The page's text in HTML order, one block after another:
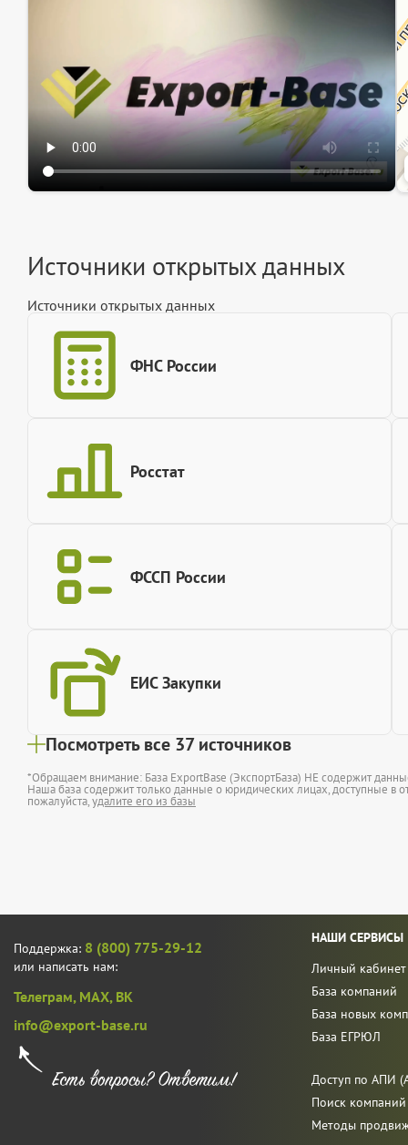
Источники открытых данных
Источники открытых данных
ФНС России
Росстат
ФССП России
ЕИС Закупки
Посмотреть все 37 источников
*Обращаем внимание: База ExportBase (ЭкспортБаза) НЕ содержит
Наша база содержит только данные о юридических лицах, доступные в
пожалуйста,удалите его из базы
Поддержка: 8 (800) 775-29-12
или написать нам:
Телеграм, MAX, ВК
info@export-base.ru
НАШИ СЕРВИСЫ
Личный кабинет
База компаний
База новых
База ЕГРЮЛ
Доступ по АПИ
Поиск
Методы